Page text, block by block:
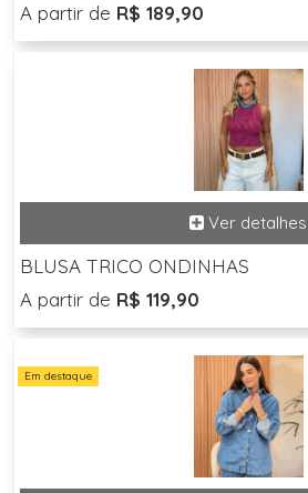
A partir de R$ 189,90
BLUSA TRICO ONDINHAS
A partir de R$ 119,90
Em destaque